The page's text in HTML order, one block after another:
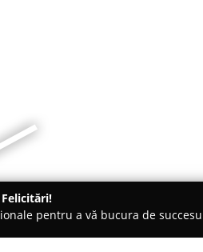
Felicitări!
pentru a vă bucura de